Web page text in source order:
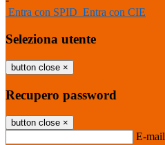
Entra con SPID Entra con CIE
Seleziona utente
button close ×
Recupero password
button close ×
E-mail